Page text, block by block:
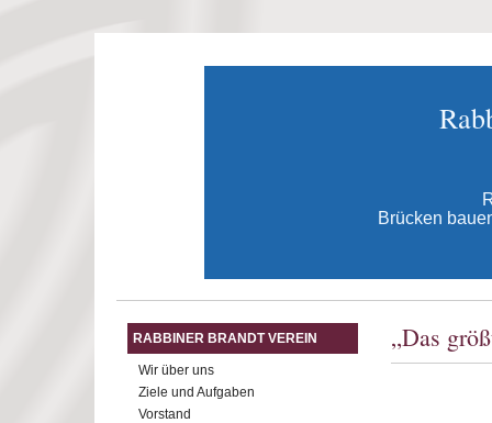
Brücken
RABBINER BRANDT VEREIN
Wir über uns
Ziele und Aufgaben
Vorstand
„Das